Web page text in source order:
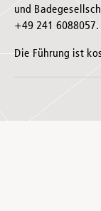
und
+49 241 6088057.
Die Führung ist